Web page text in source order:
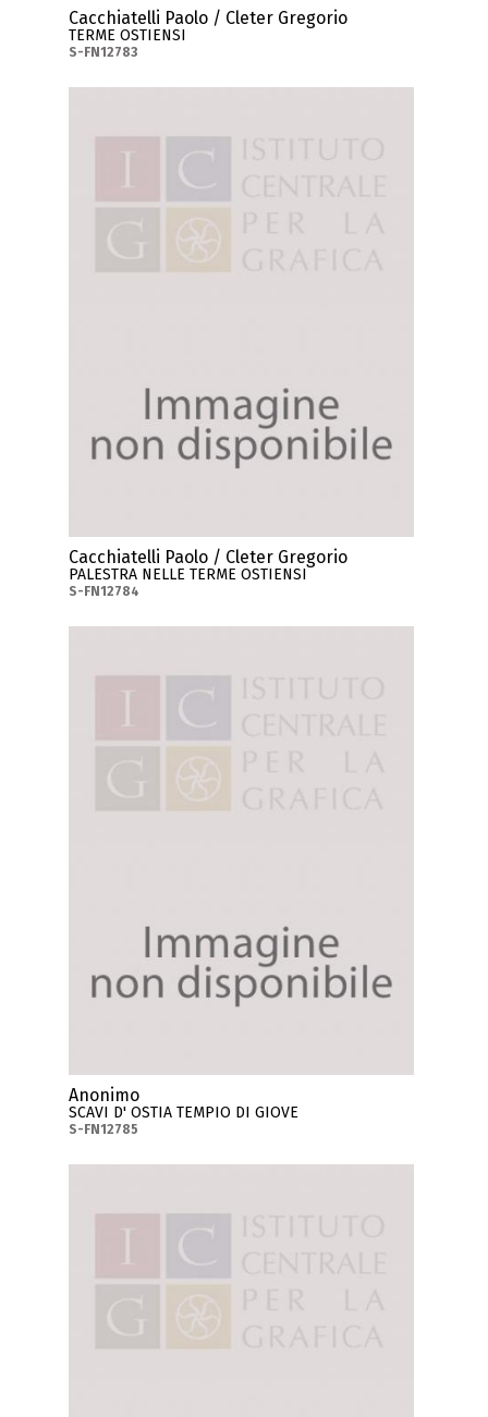
Cacchiatelli Paolo / Cleter Gregorio
TERME OSTIENSI
S-FN12783
Cacchiatelli Paolo / Cleter Gregorio
PALESTRA NELLE TERME OSTIENSI
S-FN12784
Anonimo
SCAVI D' OSTIA TEMPIO DI GIOVE
S-FN12785